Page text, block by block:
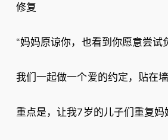
修复
“妈妈原谅你，也看到你愿意尝试
我们一起做一个爱的约定，贴在
重点是，让我7岁的儿子们重复妈